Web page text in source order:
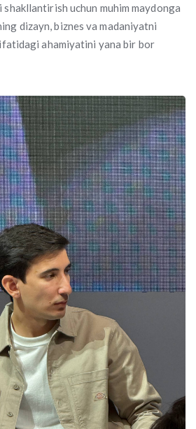
uchun muhim maydonga
dizayn, biznes va madaniyatni
ahamiyatini yana bir bor